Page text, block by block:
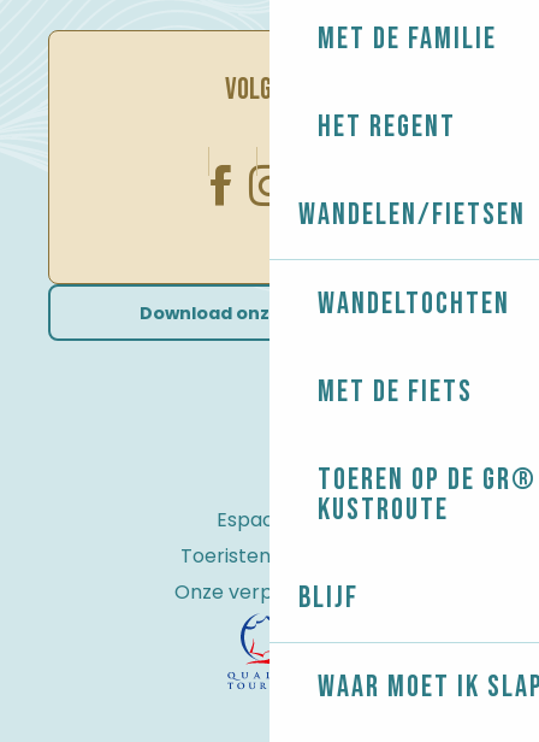
Met de familie
Het regent
Wandelen/Fietsen
Wandeltochten
Met de fiets
Toeren op de
kustroute
Blijf
Waar moet ik
VOLG ONS
Download onze brochures
Espace Pro
Toeristenbelasting
Onze verplichtingen